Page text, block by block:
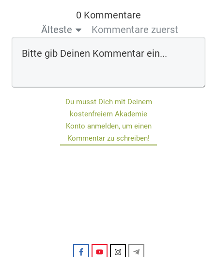
0 Kommentare
Älteste
Kommentare zuerst
Du musst Dich mit Deinem
kostenfreiem Akademie
Konto anmelden, um einen
Kommentar zu schreiben!